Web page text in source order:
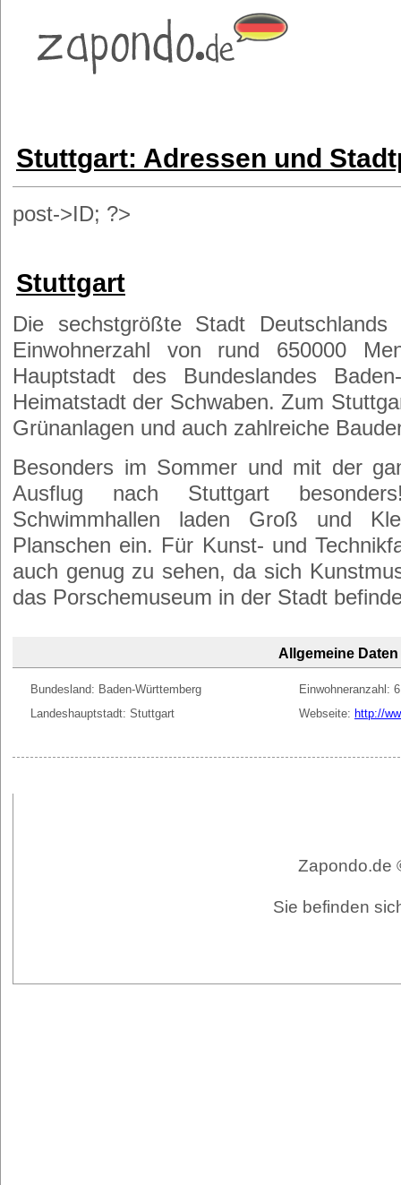
Stuttgart: Adressen und
post->ID; ?>
Stuttgart
Die sechstgrößte Stadt
Einwohnerzahl von rund 650000
Hauptstadt des Bundeslandes
Heimatstadt der Schwaben. Zum
Grünanlagen und auch zahlreiche
Besonders im Sommer und mit der
Ausflug nach Stuttgart
Schwimmhallen laden Groß und
Planschen ein. Für Kunst- und
auch genug zu sehen, da sich
das Porschemuseum in der Stadt
Allgemeine Daten
Bundesland: Baden-Württemberg
Einwohneranzahl:
Landeshauptstadt: Stuttgart
Webseite: http://
Zapondo.de
Sie befinden